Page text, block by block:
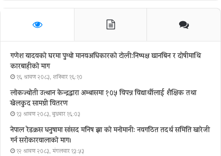
गणेश यादवको घरमा पुग्याे मानवअधिकारकाे टोली:निष्पक्ष छानबिन र दोषीमाथि
कारबाहीको माग
१६ श्रावण २०८३, शनिबार १६:१०
लोकज्योती उत्थान केन्द्रद्वारा अम्बासमा १०५ विपन्न विद्यार्थीलाई शैक्षिक तथा
खेलकुद सामग्री वितरण
१३ श्रावण २०८३, बुधबार १६:०३
नेपाल रेडक्रस धनुषामा सांसद मनिष झा को मनोमानी: नवगठित तदर्थ समिति खारेजी
गर्न सरोकारवालाको माग।
१२ श्रावण २०८३, मंगलवार १३:५३